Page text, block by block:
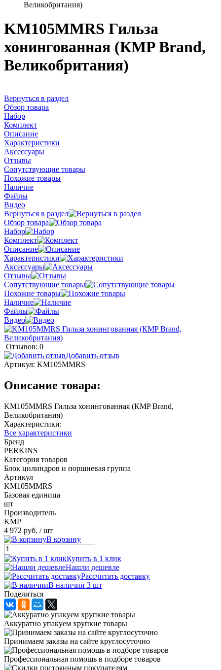
Великобритания)
KM105MMRS Гильза
хонингованная (КMP Brand,
Великобритания)
Вернуться в раздел
Обзор товара
Набор
Комплект
Описание
Характеристики
Аксессуары
Отзывы
Сопутствующие товары
Похожие товары
Наличие
Файлы
Видео
Вернуться в раздел
Обзор товара
Набор
Комплект
Описание
Характеристики
Аксессуары
Отзывы
Сопутствующие товары
Похожие товары
Наличие
Файлы
Видео
Отзывов: 0
Добавить отзыв
Артикул: KM105MMRS
Описание товара:
KM105MMRS Гильза хонингованная (КMP Brand,
Великобритания)
Характеристики:
Все характеристики
Бренд
PERKINS
Категория товаров
Блок цилиндров и поршневая группа
Артикул
KM105MMRS
Базовая единица
шт
Производитель
KMP
4 972 руб. / шт
В корзину
Купить в 1 клик
Нашли дешевле
Рассчитать доставку
В наличии 3 шт
Поделиться
Аккуратно упакуем хрупкие товары
Принимаем заказы на сайте круглосуточно
Профессиональная помощь в подборе товаров